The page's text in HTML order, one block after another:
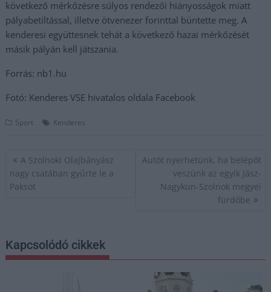
következő mérkőzésre súlyos rendezői hiányosságok miatt
pályabetiltással, illetve ötvenezer forinttal büntette meg. A
kenderesi együttesnek tehát a következő hazai mérkőzését
másik pályán kell játszania.
Forrás: nb1.hu
Fotó: Kenderes VSE hivatalos oldala Facebook
Sport Kenderes
Bejegyzés
navigáció
A Szolnoki Olajbányász
nagy csatában gyűrte le a
Paksot
Autót nyerhetünk, ha belépőt
veszünk az egyik Jász-
Nagykun-Szolnok megyei
fürdőbe
Kapcsolódó cikkek